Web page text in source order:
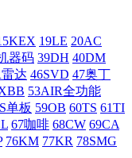
19LE 20AC
器码 39DH 40DM
达 46SVD 47奥丁
53AIR全功能
单板 59OB 60TS 61TI
67咖啡 68CW 69CA
76KM 77KR 78SMG